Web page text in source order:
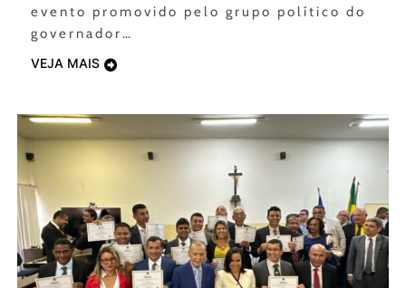
evento promovido pelo grupo político do
governador…
VEJA MAIS